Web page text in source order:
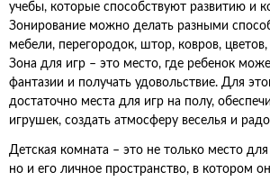
учебы, которые способствуют развитию и
Зонирование можно делать разными
мебели, перегородок, штор, ковров,
Зона для игр – это место, где ребенок
фантазии и получать удовольствие. Для
достаточно места для игр на полу,
игрушек, создать атмосферу веселья и
Детская комната – это не только место
но и его личное пространство, в котором он